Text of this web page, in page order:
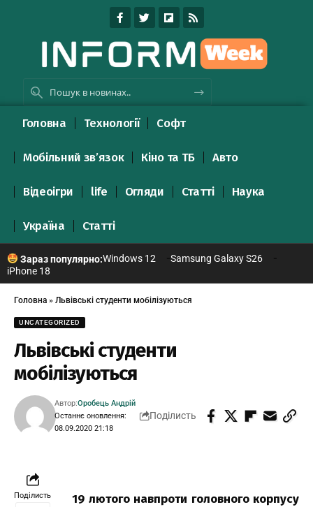
Головна Технології Софт
Мобільний зв’язок Кіно та ТБ Авто
Відеоігри life Огляди Статті Наука
Україна Статті
Зараз популярно:Windows 12
Samsung Galaxy S26
iPhone 18
Головна » Львівські студенти мобілізуються
UNCATEGORIZED
Львівські студенти
мобілізуються
Останнє оновлення:
08.09.2020 21:18
Автор:Оробець Андрій
Поділисть
Поділисть
19 лютого навпроти головного корпусу